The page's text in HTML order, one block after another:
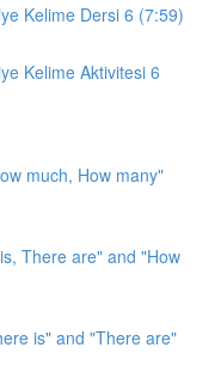
Kelime Dersi 6 (7:59)
Kelime Aktivitesi 6
much, How many"
There are" and "How
is" and "There are"